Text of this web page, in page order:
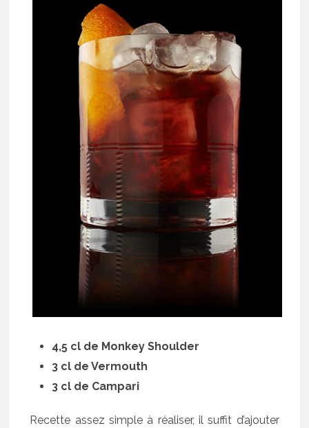
4,5 cl de Monkey Shoulder
3 cl de Vermouth
3 cl de Campari
Recette assez simple à réaliser, il suffit d’ajouter